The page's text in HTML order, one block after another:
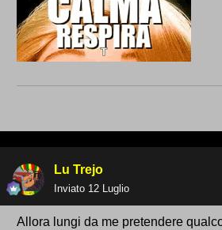
Lu Trejo
Inviato 12 Luglio
Allora lungi da me pretendere